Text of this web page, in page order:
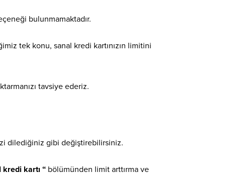
bulunmamaktadır.
tek konu, sanal kredi kartınızın limitini
tavsiye ederiz.
dilediğiniz gibi değiştirebilirsiniz.
kartı “ bölümünden limit arttırma ve